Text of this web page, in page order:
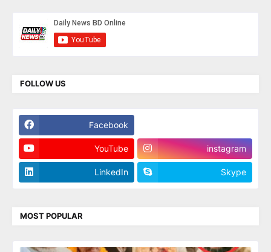
FOLLOW US
Facebook
YouTube instagram
LinkedIn Skype
MOST POPULAR